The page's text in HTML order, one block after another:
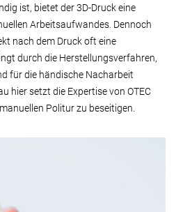
ist, bietet der 3D-Druck eine
Arbeitsaufwandes. Dennoch
nach dem Druck oft eine
durch die Herstellungsverfahren,
für die händische Nacharbeit
hier setzt die Expertise von OTEC
Politur zu beseitigen.